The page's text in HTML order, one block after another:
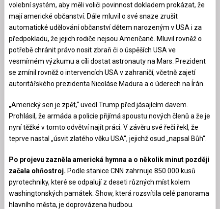
volební systém, aby měli voliči povinnost dokladem prokázat, že
mají americké občanství. Dále mluvil o své snaze zrušit
automatické udělování občanství dětem narozeným v USA i za
předpokladu, že jejich rodiče nejsou Američané. Mluvil rovněž o
potřebě chránit právo nosit zbraň či o úspěších USA ve
vesmírném výzkumu a cíli dostat astronauty na Mars. Prezident
se zmínil rovněž o intervencích USA v zahraničí, včetně zajetí
autoritářského prezidenta Nicoláse Madura a o úderech na Írán.
„Americký sen je zpět,“ uvedl Trump před jásajícím davem.
Prohlásil, že armáda a policie přijímá spoustu nových členů a že je
nyní těžké v tomto odvětví najít práci. V závěru své řeči řekl, že
teprve nastal „úsvit zlatého věku USA“, jejichž osud „napsal Bůh“.
Po projevu zazněla americká hymna a o několik minut později
začala ohňostroj. Podle stanice CNN zahrnuje 850.000 kusů
pyrotechniky, které se odpalují z deseti různých míst kolem
washingtonských památek. Show, která rozsvítila celé panorama
hlavního města, je doprovázena hudbou.